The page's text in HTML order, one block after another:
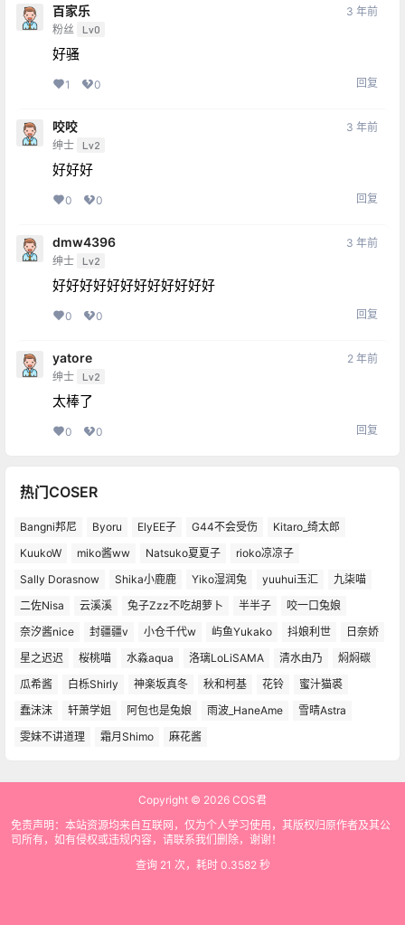
百家乐
粉丝 Lv0
3 年前
好骚
1 0 回复
咬咬
绅士 Lv2
3 年前
好好好
0 0 回复
dmw4396
绅士 Lv2
3 年前
好好好好好好好好好好好好
0 0 回复
yatore
绅士 Lv2
2 年前
太棒了
0 0 回复
热门COSER
Bangni邦尼 Byoru ElyEE子 G44不会受伤
Kitaro_绮太郎
KuukoW
miko酱ww Natsuko夏夏子
rioko凉凉子
Sally Dorasnow
Shika小鹿鹿 Yiko湿润兔 yuuhui玉汇
九柒喵
二佐Nisa
云溪溪 兔子Zzz不吃胡萝卜 半半子
咬一口兔娘
奈汐酱nice
封疆疆v 小仓千代w 屿鱼Yukako 抖娘利世
日奈娇
星之迟迟
桜桃喵 水淼aqua 洛璃LoLiSAMA 清水由乃
焖焖碳
瓜希酱
白栎Shirly 神楽坂真冬 秋和柯基 花铃
蜜汁猫裘
蠢沫沫
轩萧学姐 阿包也是兔娘 雨波_HaneAme
雪晴Astra
雯妹不讲道理
霜月Shimo 麻花酱
Copyright © 2026 COS君
免责声明：本站资源均来自互联网，仅为个人学习使用，其版权归原作者及其公
司所有，如有侵权或违规内容，请联系我们删除，谢谢！
查询 21 次，耗时 0.3582 秒